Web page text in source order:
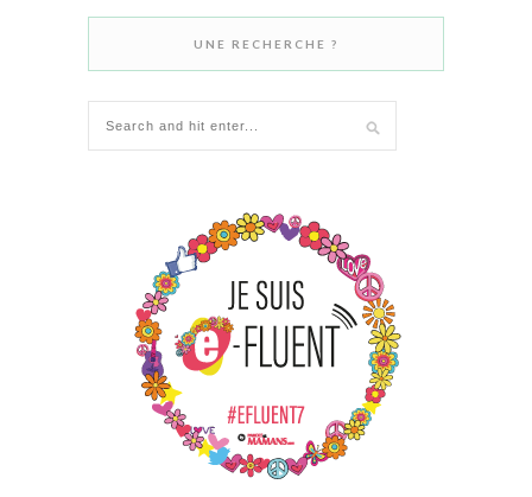
UNE RECHERCHE ?